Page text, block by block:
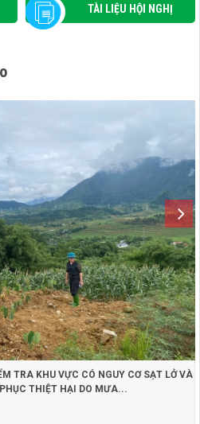
TÀI LIỆU HỘI NGHỊ
TRA KHU VỰC CÓ NGUY CƠ SẠT LỞ VÀ
THIỆT HẠI DO MƯA...